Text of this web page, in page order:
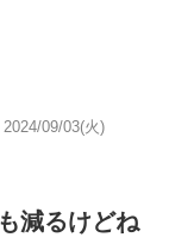
2024/09/03(火)
減るけどね